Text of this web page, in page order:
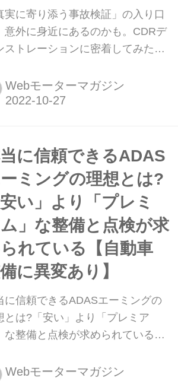
実に寄り添う事故検証」の入り口
意外に身近にあるのかも。CDRデ
ストレーションに密着してみた
何が起こったのか?複雑怪奇な自
事故の原因究明にも役立つ「アク
注目されつつある。では、一般の
イバーはそれをどのように利用す
いいのだろうか。今回はその入り
なるデータ読み取りのデモンスト
Webモーターマガジン
に信頼できるADAS
ミングの理想とは?
安い」より「プレミ
」な整備と点検が求
れている【自動車
に異変あり】
に信頼できるADASエーミングの
とは?「安い」より「プレミア
な整備と点検が求められている
たり前」な社会に向けて、クルマ
Webモーターマガジン